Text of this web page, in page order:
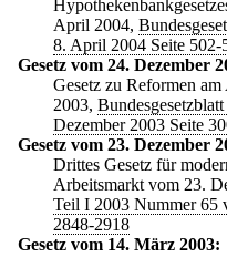
April 2004,
8. April 2004 Seite 502-
Gesetz vom 24. Dezember
Gesetz zu Reformen
2003,
Dezember 2003 Seite
Gesetz vom 23. Dezember
Drittes Gesetz für
Arbeitsmarkt vom 23.
Teil I 2003 Nummer 65
2848-2918
Gesetz vom 14. März 2003: